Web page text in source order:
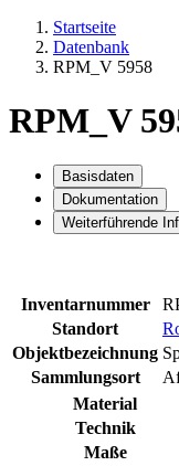
Startseite
Datenbank
RPM_V 5958
RPM_V
Basisdaten
Dokumentation
Weiterführende
Inventarnummer
Standort
Objektbezeichnung
Sammlungsort
Material
Technik
Maße